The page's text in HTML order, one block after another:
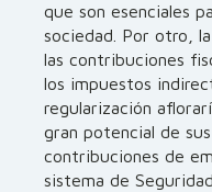
que son esenciales
sociedad. Por otro,
las contribuciones
los impuestos
regularización
gran potencial de
contribuciones de
sistema de